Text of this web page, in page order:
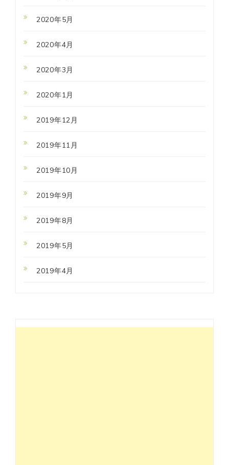
2020年5月
2020年4月
2020年3月
2020年1月
2019年12月
2019年11月
2019年10月
2019年9月
2019年8月
2019年5月
2019年4月